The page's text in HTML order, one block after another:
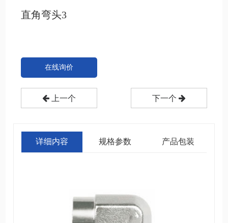
直角弯头3
在线询价
上一个 下一个
详细内容 规格参数 产品包装